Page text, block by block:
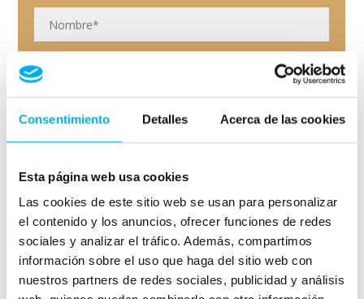
Consentimiento Detalles Acerca de las cookies
Esta página web usa cookies
Las cookies de este sitio web se usan para personalizar
el contenido y los anuncios, ofrecer funciones de redes
sociales y analizar el tráfico. Además, compartimos
información sobre el uso que haga del sitio web con
nuestros partners de redes sociales, publicidad y análisis